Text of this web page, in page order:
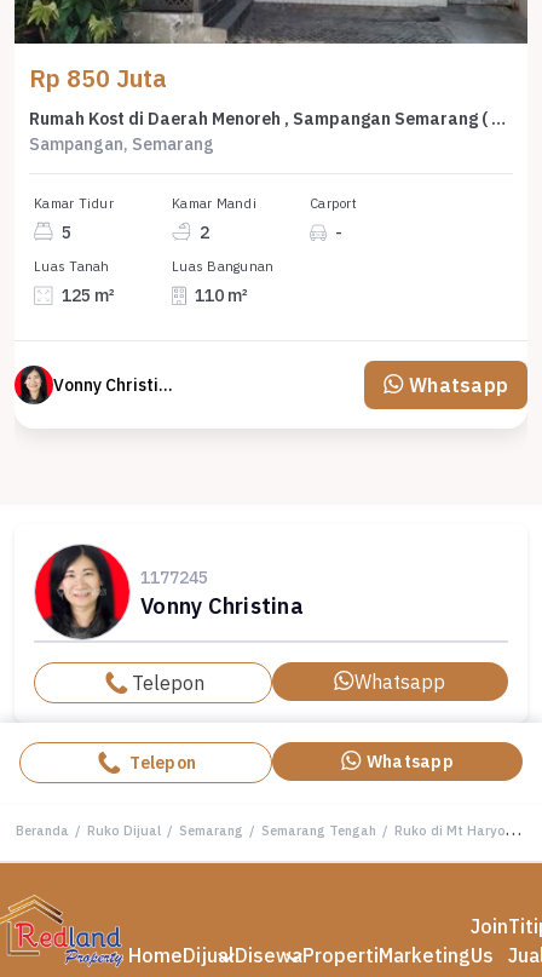
Rp 850 Juta
Rumah Kost di Daerah Menoreh , Sampangan Semarang ( Vn 8738)
Sampangan, Semarang
Kamar Tidur
5
Kamar Mandi
2
Carport
-
Luas Tanah
125 m²
Luas Bangunan
110 m²
Vonny Christina Whatsapp
1177245
Vonny Christina
Telepon Whatsapp
Telepon Whatsapp
Beranda / Ruko Dijual / Semarang / Semarang Tengah / Ruko di Mt Haryono , Semarang ( Vn 8050 )
HomeDijualDisewaPropertiMarketing
Join
Us